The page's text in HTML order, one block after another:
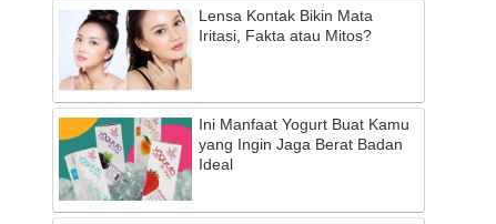
Lensa Kontak Bikin Mata
Iritasi, Fakta atau Mitos?
Ini Manfaat Yogurt Buat Kamu
yang Ingin Jaga Berat Badan
Ideal